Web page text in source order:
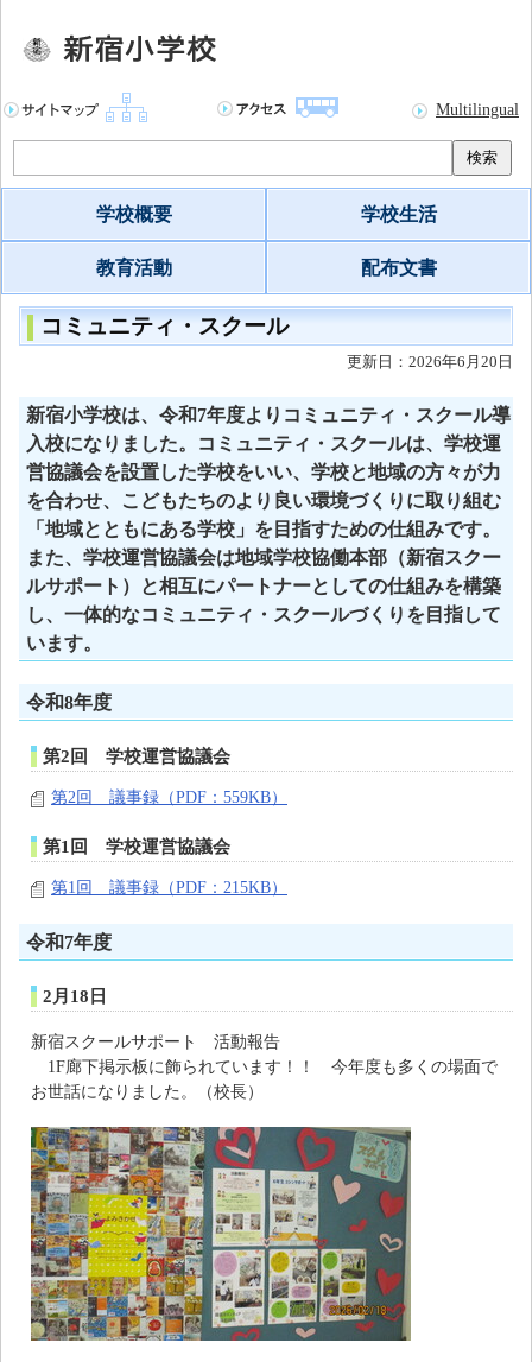
Multilingual
検索
学校概要 学校生活
教育活動 配布文書
コミュニティ・スクール
更新日：2026年6月20日
新宿小学校は、令和7年度よりコミュニティ・スクール導
入校になりました。コミュニティ・スクールは、学校運
営協議会を設置した学校をいい、学校と地域の方々が力
を合わせ、こどもたちのより良い環境づくりに取り組む
「地域とともにある学校」を目指すための仕組みです。
また、学校運営協議会は地域学校協働本部（新宿スクー
ルサポート）と相互にパートナーとしての仕組みを構築
し、一体的なコミュニティ・スクールづくりを目指して
います。
令和8年度
第2回 学校運営協議会
第2回 議事録（PDF：559KB）
第1回 学校運営協議会
第1回 議事録（PDF：215KB）
令和7年度
2月18日
新宿スクールサポート 活動報告
1F廊下掲示板に飾られています！！ 今年度も多くの場面で
お世話になりました。（校長）